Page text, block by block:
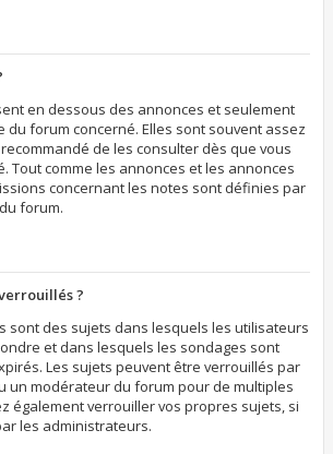
en dessous des annonces et seulement
du forum concerné. Elles sont souvent assez
de les consulter dès que vous
Tout comme les annonces et les annonces
concernant les notes sont définies par
forum.
?
sont des sujets dans lesquels les utilisateurs
et dans lesquels les sondages sont
Les sujets peuvent être verrouillés par
un modérateur du forum pour de multiples
également verrouiller vos propres sujets, si
les administrateurs.